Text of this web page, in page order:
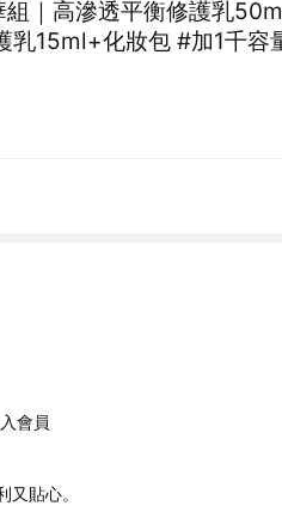
組｜高滲透平衡修護乳
乳15ml+化妝包 #加1千容
會員
貼心。